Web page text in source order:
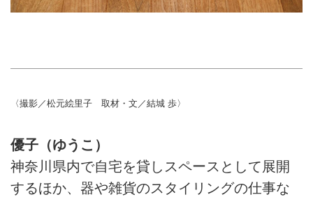
〈撮影／松元絵里子 取材・文／結城 歩〉
優子（ゆうこ）
神奈川県内で自宅を貸しスペースとして展開
するほか、器や雑貨のスタイリングの仕事な